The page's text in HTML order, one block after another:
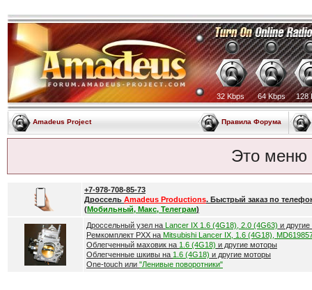
32 Kbps 64 Kbps 128
Amadeus Project Правила Форума
Это меню
+7-978-708-85-73
Дроссель Amadeus Productions. Быстрый заказ по
(Мобильный, Макс, Телеграм)
Дроссельный узел на Lancer IX 1.6 (4G18), 2.0 (4G63) и
Ремкомплект РХХ на Mitsubishi Lancer IX, 1.6 (4G18),
Облегченный маховик на 1.6 (4G18) и другие моторы
Облегченные шкивы на 1.6 (4G18) и другие моторы
One-touch или "Ленивые поворотники"